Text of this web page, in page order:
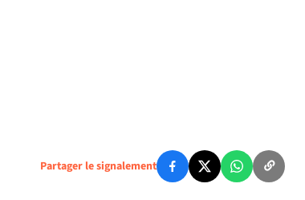
Partager le signalement